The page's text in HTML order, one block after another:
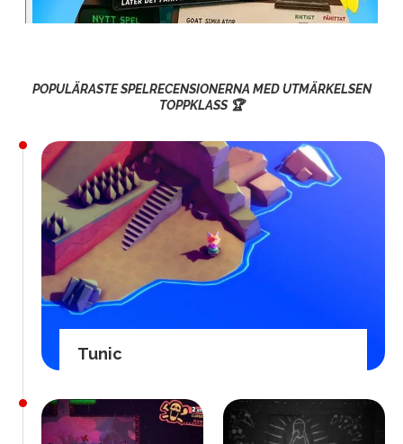
POPULÄRASTE SPELRECENSIONERNA MED UTMÄRKELSEN
TOPPKLASS 🏆
Tunic